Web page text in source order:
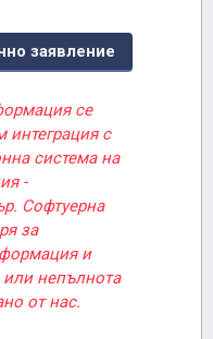
заявление
се
интеграция с
система на
-
Софтуерна
за
и
или непълнота
от нас.